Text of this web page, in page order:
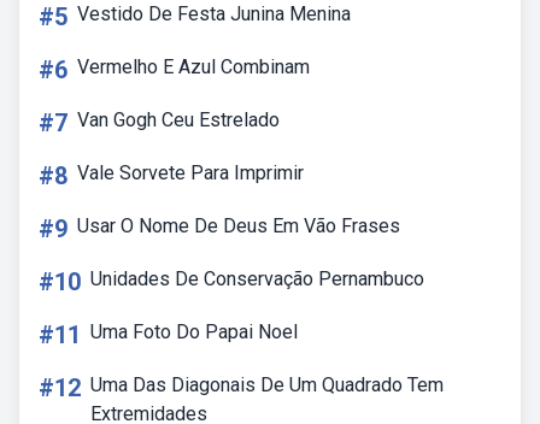
#5 Vestido De Festa Junina Menina
#6 Vermelho E Azul Combinam
#7 Van Gogh Ceu Estrelado
#8 Vale Sorvete Para Imprimir
#9 Usar O Nome De Deus Em Vão Frases
#10 Unidades De Conservação Pernambuco
#11 Uma Foto Do Papai Noel
#12 Uma Das Diagonais De Um Quadrado Tem
Extremidades